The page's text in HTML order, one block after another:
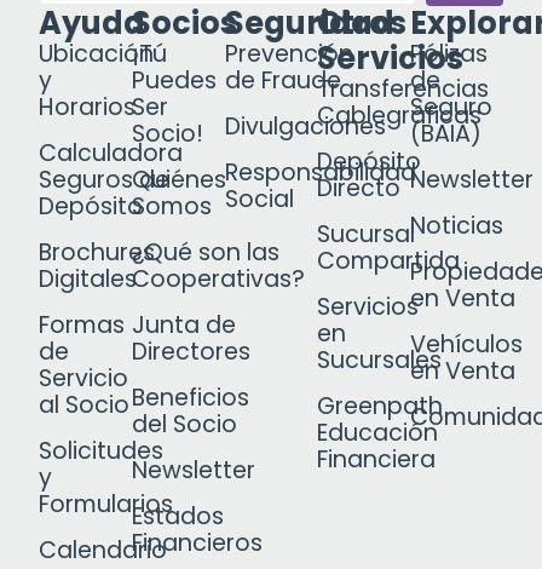
Ayuda
Ubicación
y
Horarios
Calculadora
Seguros de
Depósito
Brochures
Digitales
Formas
de
Servicio
al Socio
Solicitudes
y
Formularios
Calendario
Socios
¡Tú
Puedes
Ser
Socio!
Quiénes
Somos
¿Qué son las
Cooperativas?
Junta de
Directores
Beneficios
del Socio
Newsletter
Estados
Financieros
Seguridad
Prevención
de Fraude
Divulgaciones
Responsabilidad
Social
Otros
Servicios
Transferencias
Cablegráficas
Depósito
Directo
Sucursal
Compartida
Servicios
en
Sucursales
Greenpath
Educación
Financiera
Pólizas
de
Seguro
(BAIA)
Newsletter
Noticias
en Venta
Vehículos
en Venta